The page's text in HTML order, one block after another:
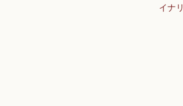
イナリ